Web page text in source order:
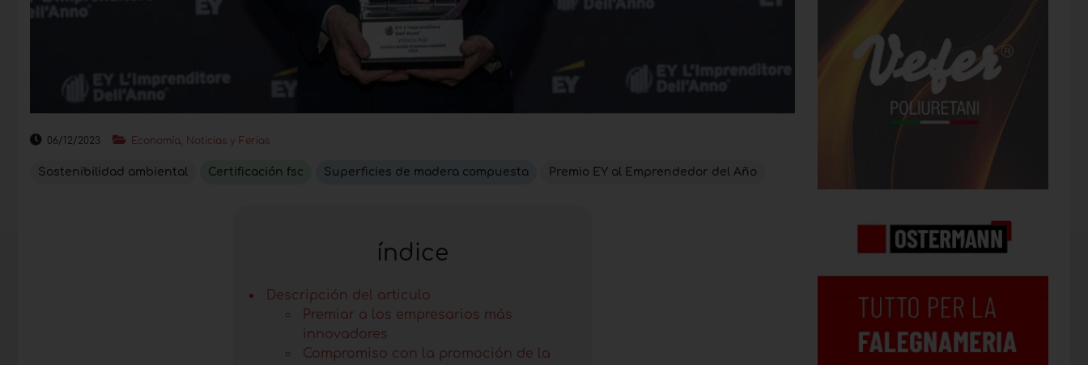
06/12/2023 Economía, Noticias y Ferias
Sostenibilidad ambiental Certificación fsc Superficies de madera compuesta Premio EY al Emprendedor del Año
índice
Descripción del articulo
Premiar a los empresarios más
innovadores
Compromiso con la promoción de la